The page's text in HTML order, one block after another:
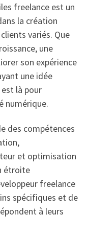
freelance est un
la création
variés. Que
une
son expérience
une idée
là pour
numérique.
des compétences
et optimisation
étroite
freelance
spécifiques et de
à leurs